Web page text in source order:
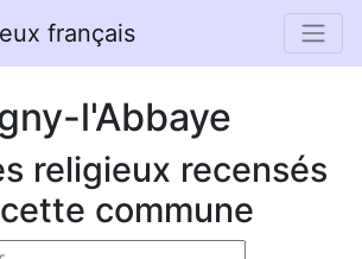
français
l'Abbaye
religieux recensés
commune